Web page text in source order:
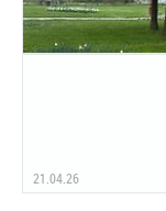
21.04.26